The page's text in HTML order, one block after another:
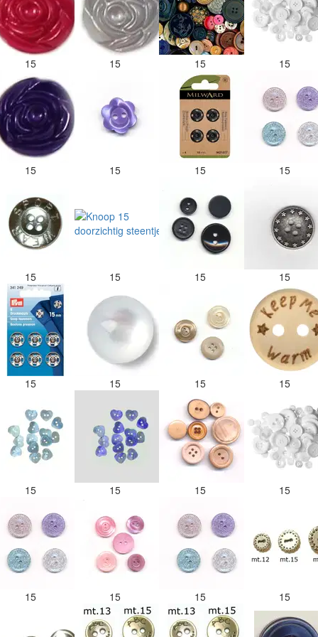
15 15 15 15
15 15 15 15
15 15 15 15
15 15 15 15
15 15 15 15
15 15 15 15